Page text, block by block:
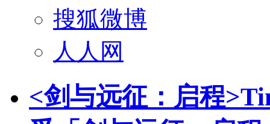
搜狐微博
人人网
<剑与远征：启程